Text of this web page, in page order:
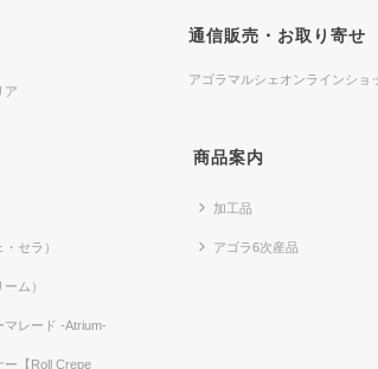
ア
セラ）
ム）
マレード -Atrium-
ー【Roll Crepe
通信販売・お取り寄せ
アゴラマルシェオンラインショ
商品案内
加工品
アゴラ6次産品